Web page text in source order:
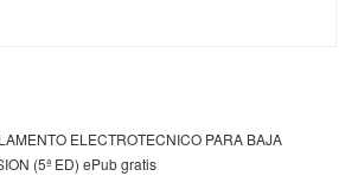
ELECTROTECNICO PARA BAJA
(5ª ED) ePub gratis